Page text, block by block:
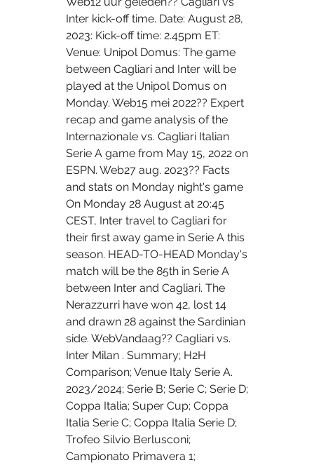
Inter kick-off time. Date: August 28,
2023: Kick-off time: 2.45pm ET:
Venue: Unipol Domus: The game
between Cagliari and Inter will be
played at the Unipol Domus on
Monday. Web15 mei 2022?? Expert
recap and game analysis of the
Internazionale vs. Cagliari Italian
Serie A game from May 15, 2022 on
ESPN. Web27 aug. 2023?? Facts
and stats on Monday night's game
On Monday 28 August at 20:45
CEST, Inter travel to Cagliari for
their first away game in Serie A this
season. HEAD-TO-HEAD Monday's
match will be the 85th in Serie A
between Inter and Cagliari. The
Nerazzurri have won 42, lost 14
and drawn 28 against the Sardinian
side. WebVandaag?? Cagliari vs.
Inter Milan . Summary; H2H
Comparison; Venue Italy Serie A.
2023/2024; Serie B; Serie C; Serie D;
Coppa Italia; Super Cup; Coppa
Italia Serie C; Coppa Italia Serie D;
Trofeo Silvio Berlusconi;
Campionato Primavera 1;